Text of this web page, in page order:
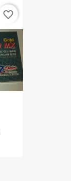
favorite_border